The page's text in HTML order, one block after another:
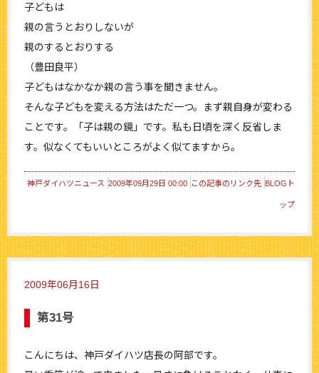
子どもは
親の言うとおりしないが
親のするとおりする
（豊田良平）
子どもはなかなか親の言う事を聞きません。
そんな子どもを変える方法はただ一つ。まず親自身が変わる
ことです。「子は親の鏡」です。私も日頃を深く反省しま
す。似なくてもいいところがよく似てますから。
神戸ダイハツニュース 2009年09月29日 00:00 この記事のリンク先 BLOGト
ップ
2009年06月16日
第31号
こんにちは、神戸ダイハツ店長の阿部です。